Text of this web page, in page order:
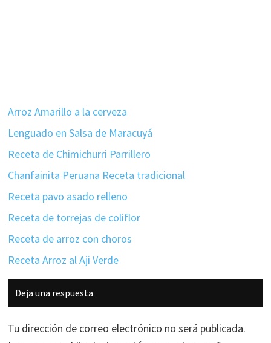
Arroz Amarillo a la cerveza
Lenguado en Salsa de Maracuyá
Receta de Chimichurri Parrillero
Chanfainita Peruana Receta tradicional
Receta pavo asado relleno
Receta de torrejas de coliflor
Receta de arroz con choros
Receta Arroz al Aji Verde
Interacciones
con
los
Deja una respuesta
Tu dirección de correo electrónico no será publicada.